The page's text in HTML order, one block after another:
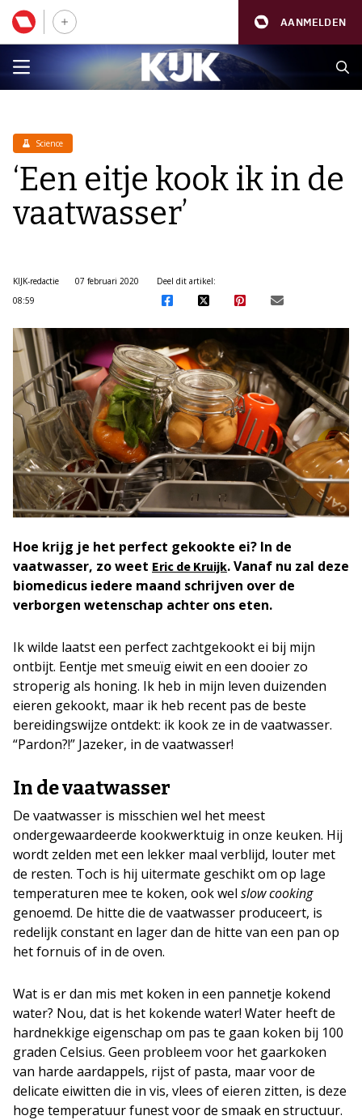
AANMELDEN
Science
‘Een eitje kook ik in de
vaatwasser’
KIJK-redactie
07 februari 2020
08:59
Deel dit artikel:
Hoe krijg je het perfect gekookte ei? In de
vaatwasser, zo weet Eric de Kruijk. Vanaf nu zal deze
biomedicus iedere maand schrijven over de
verborgen wetenschap achter ons eten.
Ik wilde laatst een perfect zachtgekookt ei bij mijn
ontbijt. Eentje met smeuïg eiwit en een dooier zo
stroperig als honing. Ik heb in mijn leven duizenden
eieren gekookt, maar ik heb recent pas de beste
bereidingswijze ontdekt: ik kook ze in de vaatwasser.
“Pardon?!” Jazeker, in de vaatwasser!
In de vaatwasser
De vaatwasser is misschien wel het meest
ondergewaardeerde kookwerktuig in onze keuken. Hij
wordt zelden met een lekker maal verblijd, louter met
de resten. Toch is hij uitermate geschikt om op lage
temperaturen mee te koken, ook wel slow cooking
genoemd. De hitte die de vaatwasser produceert, is
redelijk constant en lager dan de hitte van een pan op
het fornuis of in de oven.
Wat is er dan mis met koken in een pannetje kokend
water? Nou, dat is het kokende water! Water heeft de
hardnekkige eigenschap om pas te gaan koken bij 100
graden Celsius. Geen probleem voor het gaarkoken
van harde aardappels, rijst of pasta, maar voor de
delicate eiwitten die in vis, vlees of eieren zitten, is deze
hoge temperatuur funest voor de smaak en structuur.